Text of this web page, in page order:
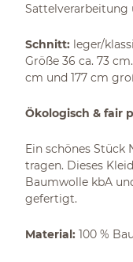
Sattelverarbeitung
Schnitt: leger/
Größe 36 ca. 73
cm und 177 cm
Ökologisch & fair
Ein schönes Stück
tragen. Dieses
Baumwolle kbA
gefertigt.
Material: 100 %